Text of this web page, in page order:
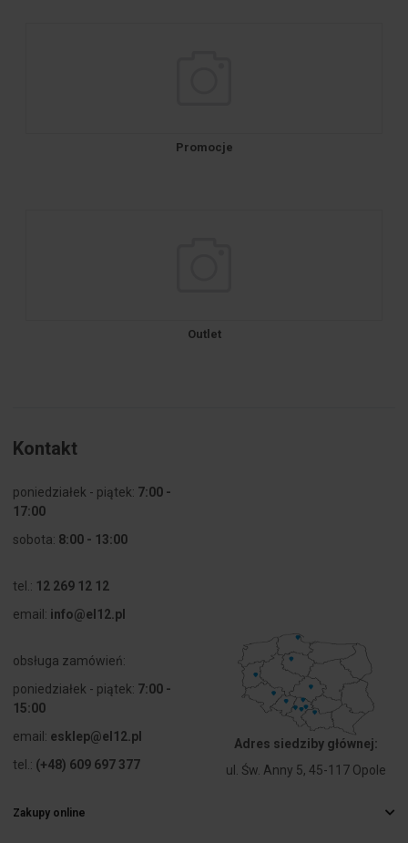
Promocje
Outlet
Kontakt
poniedziałek - piątek: 7:00 -
17:00
sobota: 8:00 - 13:00
tel.: 12 269 12 12
email: info@el12.pl
obsługa zamówień:
poniedziałek - piątek: 7:00 -
15:00
email: esklep@el12.pl
tel.: (+48) 609 697 377
Adres siedziby głównej:
ul. Św. Anny 5, 45-117 Opole
Zakupy online